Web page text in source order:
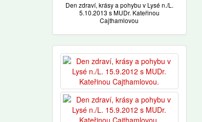
Den zdraví, krásy a pohybu v Lysé n./L.
5.10.2013 s MUDr. Kateřinou
Cajthamlovou